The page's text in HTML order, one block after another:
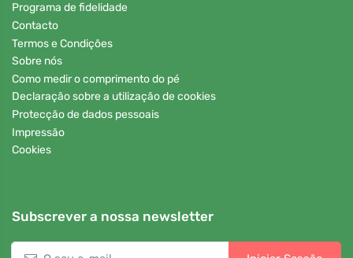
Programa de fidelidade
Contacto
Termos e Condições
Sobre nós
Como medir o comprimento do pé
Declaração sobre a utilização de cookies
Protecção de dados pessoais
Impressão
Cookies
Subscrever a nossa newsletter